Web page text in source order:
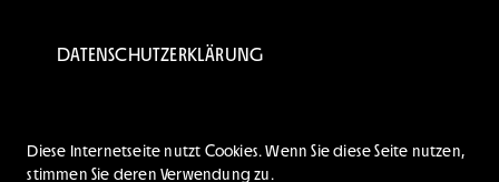
DATENSCHUTZERKLÄRUNG
www.dariahabicher.com
Diese Internetseite nutzt Cookies. Wenn Sie diese Seite nutzen,
stimmen Sie deren Verwendung zu.